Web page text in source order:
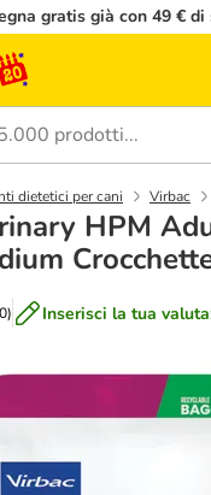
gratis già con 49 € di
dietetici per cani Virbac
HPM
0) Inserisci la tua